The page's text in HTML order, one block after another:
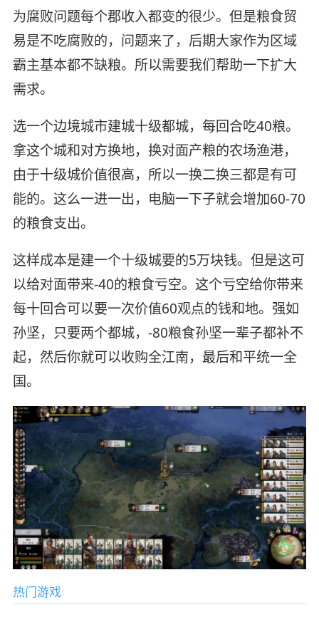
为腐败问题每个郡收入都变的很少。但是粮食贸
易是不吃腐败的，问题来了，后期大家作为区域
霸主基本都不缺粮。所以需要我们帮助一下扩大
需求。
选一个边境城市建城十级都城，每回合吃40粮。
拿这个城和对方换地，换对面产粮的农场渔港，
由于十级城价值很高，所以一换二换三都是有可
能的。这么一进一出，电脑一下子就会增加60-70
的粮食支出。
这样成本是建一个十级城要的5万块钱。但是这可
以给对面带来-40的粮食亏空。这个亏空给你带来
每十回合可以要一次价值60观点的钱和地。强如
孙坚，只要两个都城，-80粮食孙坚一辈子都补不
起，然后你就可以收购全江南，最后和平统一全
国。
热门游戏